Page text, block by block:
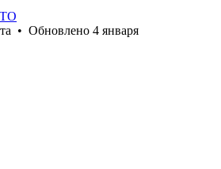
• Обновлено 4 января